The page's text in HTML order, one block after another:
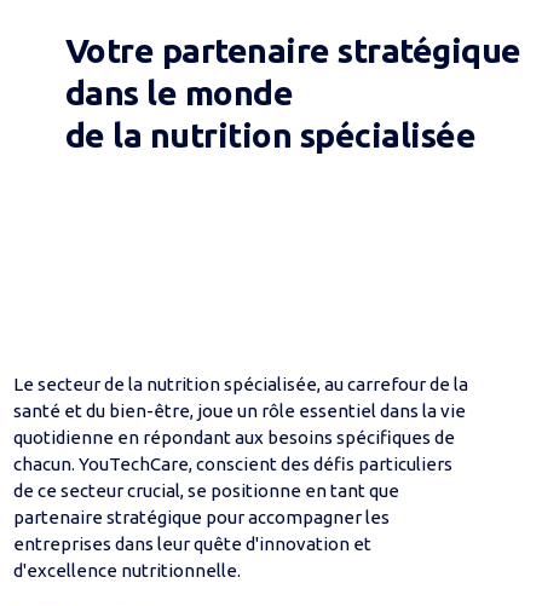
Votre partenaire stratégique
dans le monde
de la nutrition spécialisée
Le secteur de la nutrition spécialisée, au carrefour de la
santé et du bien-être, joue un rôle essentiel dans la vie
quotidienne en répondant aux besoins spécifiques de
chacun. YouTechCare, conscient des défis particuliers
de ce secteur crucial, se positionne en tant que
partenaire stratégique pour accompagner les
entreprises dans leur quête d'innovation et
d'excellence nutritionnelle.